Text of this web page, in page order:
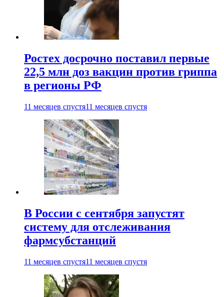
Ростех досрочно поставил первые
22,5 млн доз вакцин против гриппа
в регионы РФ
11 месяцев спустя11 месяцев спустя
В России с сентября запустят
систему для отслеживания
фармсубстанций
11 месяцев спустя11 месяцев спустя